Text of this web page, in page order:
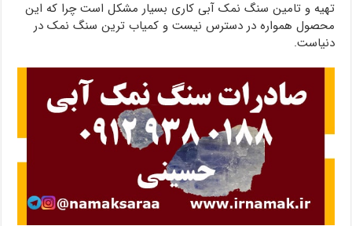
تهیه و تامین سنگ نمک آبی کاری بسیار مشکل است چرا که این
محصول همواره در دسترس نیست و کمیاب ترین سنگ نمک در
دنیاست.